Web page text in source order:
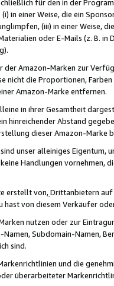
für den in der
in einer Weise, die ein
(iii) in einer Weise,
oder E-Mails (z. B. in
der Amazon-Marken zur
nicht die Proportionen,
Amazon-Marke entfernen.
in ihrer Gesamtheit
hinreichender Abstand
dieser Amazon-Marke
unser alleiniges
Handlungen vornehmen,
erstellt von,Drittanbietern auf
hast von diesem Verkäufer
nutzen oder zur
Subdomain-Namen,
sind.
und die
überarbeiteter